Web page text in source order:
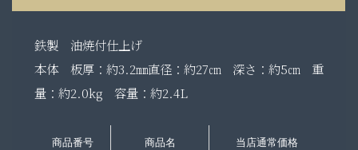
鉄製 油焼付仕上げ
本体 板厚：約3.2㎜直径：約27㎝ 深さ：約5㎝ 重
量：約2.0kg 容量：約2.4L
商品番号 商品名 当店通常価格